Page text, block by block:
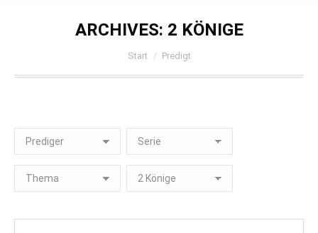
ARCHIVES: 2 KÖNIGE
Sie befinden sich hier:
Start Predigt